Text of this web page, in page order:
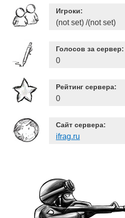
Игроки:
(not set) /(not set)
Голосов за сервер:
0
Рейтинг сервера:
0
Сайт сервера:
ifrag.ru